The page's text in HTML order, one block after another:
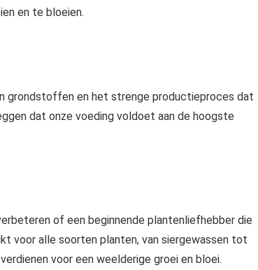
en te bloeien.
grondstoffen en het strenge productieproces dat
dat onze voeding voldoet aan de hoogste
of een beginnende plantenliefhebber die
voor alle soorten planten, van siergewassen tot
voor een weelderige groei en bloei.